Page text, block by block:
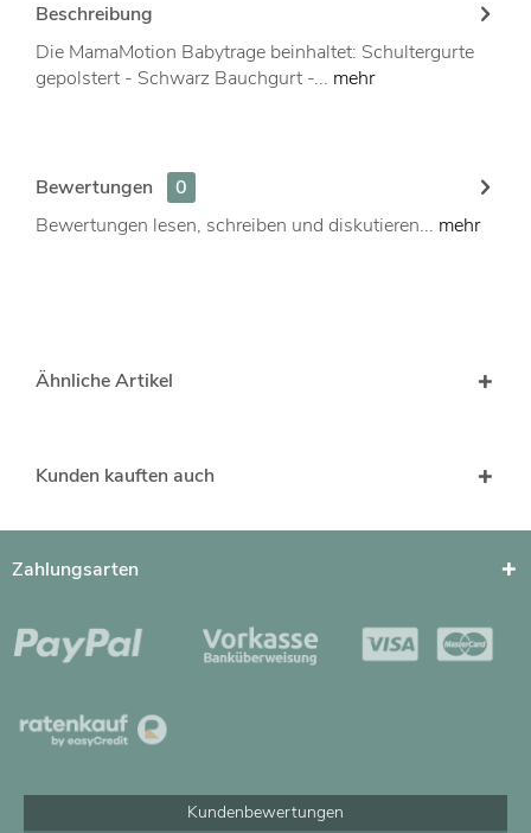
Beschreibung
Die MamaMotion Babytrage beinhaltet: Schultergurte
gepolstert - Schwarz Bauchgurt -... mehr
Bewertungen
0
Bewertungen lesen, schreiben und diskutieren... mehr
Ähnliche Artikel
Kunden kauften auch
Zahlungsarten
Kundenbewertungen